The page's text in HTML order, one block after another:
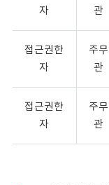
자
관
접근권한
자
주무
관
접근권한
자
주무
관